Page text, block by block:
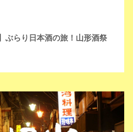
ぶらり日本酒の旅！山形酒祭